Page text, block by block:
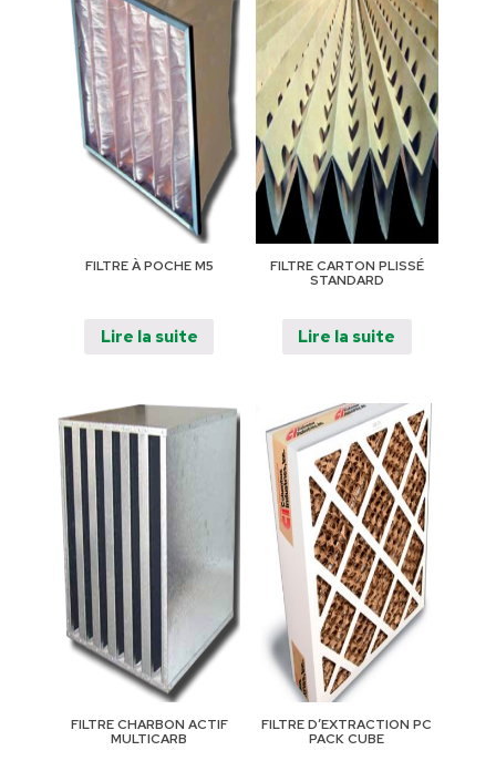
FILTRE À POCHE M5
Lire la suite
FILTRE CARTON PLISSÉ
STANDARD
Lire la suite
FILTRE CHARBON ACTIF
MULTICARB
FILTRE D’EXTRACTION PC
PACK CUBE